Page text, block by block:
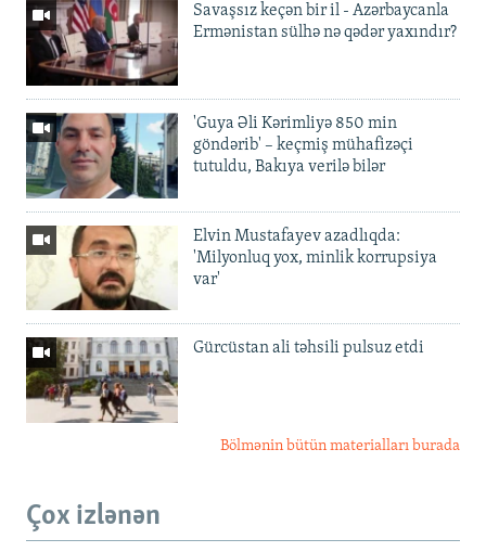
Savaşsız keçən bir il - Azərbaycanla
Ermənistan sülhə nə qədər yaxındır?
'Guya Əli Kərimliyə 850 min
göndərib' – keçmiş mühafizəçi
tutuldu, Bakıya verilə bilər
Elvin Mustafayev azadlıqda:
'Milyonluq yox, minlik korrupsiya
var'
Gürcüstan ali təhsili pulsuz etdi
Bölmənin bütün materialları burada
Çox izlənən